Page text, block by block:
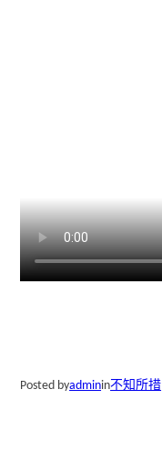
Posted byadminin不知所措